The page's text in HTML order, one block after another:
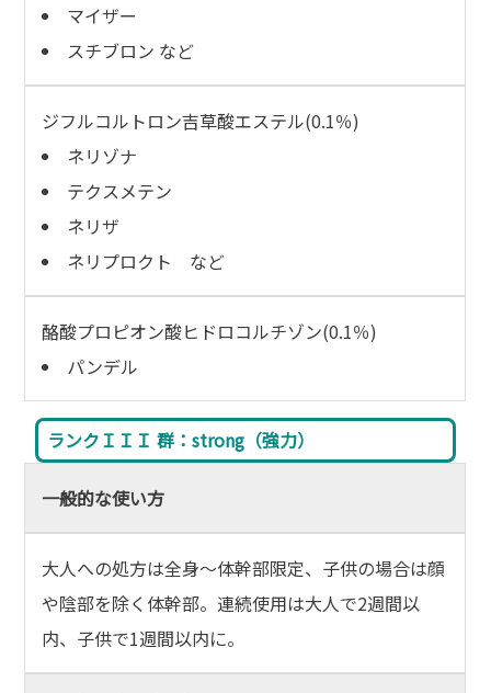
マイザー
スチブロン など
ジフルコルトロン吉草酸エステル(0.1％)
ネリゾナ
テクスメテン
ネリザ
ネリプロクト など
酪酸プロピオン酸ヒドロコルチゾン(0.1％)
パンデル
ランクＩＩＩ 群：strong（強力）
一般的な使い方
大人への処方は全身～体幹部限定、子供の場合は顔
や陰部を除く体幹部。連続使用は大人で2週間以
内、子供で1週間以内に。